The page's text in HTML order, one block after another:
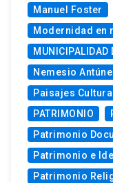
Manuel Foster
Modernidad en
MUNICIPALIDAD
Nemesio
Paisajes
PATRIMONIO
Patrimonio
Patrimonio e
Patrimonio